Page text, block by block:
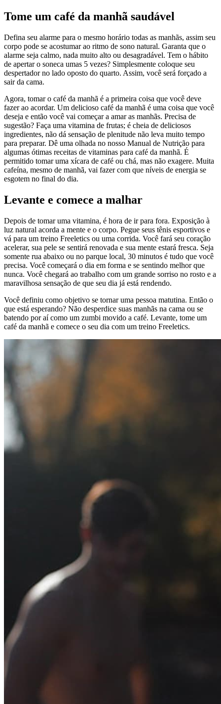
Tome um café da manhã saudável
Defina seu alarme para o mesmo horário todas as manhãs, assim seu
corpo pode se acostumar ao ritmo de sono natural. Garanta que o
alarme seja calmo, nada muito alto ou desagradável. Tem o hábito
de apertar o soneca umas 5 vezes? Simplesmente coloque seu
despertador no lado oposto do quarto. Assim, você será forçado a
sair da cama.
Agora, tomar o café da manhã é a primeira coisa que você deve
fazer ao acordar. Um delicioso café da manhã é uma coisa que você
deseja e então você vai começar a amar as manhãs. Precisa de
sugestão? Faça uma vitamina de frutas; é cheia de deliciosos
ingredientes, não dá sensação de plenitude não leva muito tempo
para preparar. Dê uma olhada no nosso Manual de Nutrição para
algumas ótimas receitas de vitaminas para café da manhã. É
permitido tomar uma xícara de café ou chá, mas não exagere. Muita
cafeína, mesmo de manhã, vai fazer com que níveis de energia se
esgotem no final do dia.
Levante e comece a malhar
Depois de tomar uma vitamina, é hora de ir para fora. Exposição à
luz natural acorda a mente e o corpo. Pegue seus tênis esportivos e
vá para um treino Freeletics ou uma corrida. Você fará seu coração
acelerar, sua pele se sentirá renovada e sua mente estará fresca. Seja
somente rua abaixo ou no parque local, 30 minutos é tudo que você
precisa. Você começará o dia em forma e se sentindo melhor que
nunca. Você chegará ao trabalho com um grande sorriso no rosto e a
maravilhosa sensação de que seu dia já está rendendo.
Você definiu como objetivo se tornar uma pessoa matutina. Então o
que está esperando? Não desperdice suas manhãs na cama ou se
batendo por aí como um zumbi movido a café. Levante, tome um
café da manhã e comece o seu dia com um treino Freeletics.